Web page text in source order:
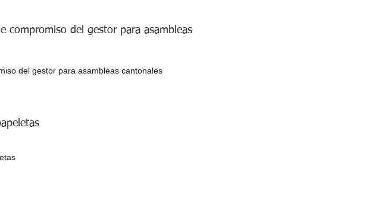
compromiso del gestor para asambleas
del gestor para asambleas cantonales